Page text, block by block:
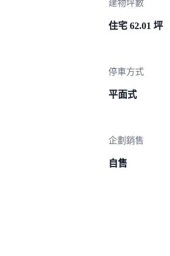
建物坪數
住宅 62.01 坪
停車方式
平面式
企劃銷售
自售